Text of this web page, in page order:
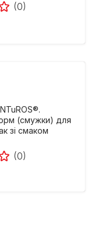
(0)
(смужки) для
зі смаком
(0)